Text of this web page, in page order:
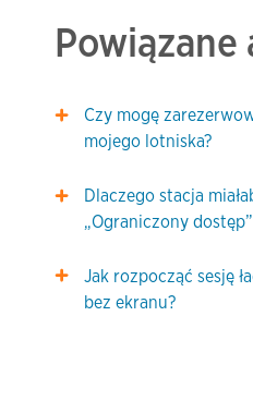
Powiązane
Czy mogę
mojego lotniska?
Dlaczego stacja
„Ograniczony
Jak rozpocząć sesję
bez ekranu?